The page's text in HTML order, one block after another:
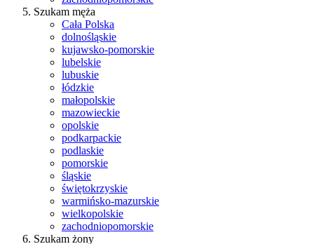
Szukam męża
Cała Polska
dolnośląskie
kujawsko-pomorskie
lubelskie
lubuskie
łódzkie
małopolskie
mazowieckie
opolskie
podkarpackie
podlaskie
pomorskie
śląskie
świętokrzyskie
warmińsko-mazurskie
wielkopolskie
zachodniopomorskie
Szukam żony